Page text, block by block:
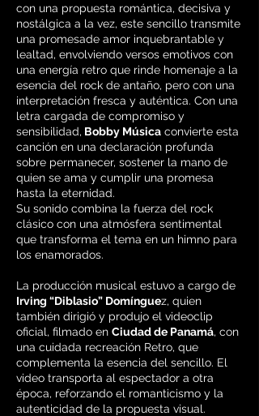
con una propuesta romántica, decisiva y
nostálgica a la vez, este sencillo transmite
una promesade amor inquebrantable y
lealtad, envolviendo versos emotivos con
una energía retro que rinde homenaje a la
esencia del rock de antaño, pero con una
interpretación fresca y auténtica. Con una
letra cargada de compromiso y
sensibilidad, Bobby Música convierte esta
canción en una declaración profunda
sobre permanecer, sostener la mano de
quien se ama y cumplir una promesa
hasta la eternidad.
Su sonido combina la fuerza del rock
clásico con una atmósfera sentimental
que transforma el tema en un himno para
los enamorados.
La producción musical estuvo a cargo de
Irving “Diblasio” Domínguez, quien
también dirigió y produjo el videoclip
oficial, filmado en Ciudad de Panamá, con
una cuidada recreación Retro, que
complementa la esencia del sencillo. El
video transporta al espectador a otra
época, reforzando el romanticismo y la
autenticidad de la propuesta visual.